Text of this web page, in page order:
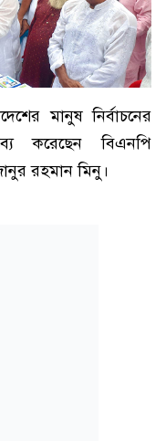
মানুষ নির্বাচনের
করেছেন বিএনপি
রহমান মিনু।